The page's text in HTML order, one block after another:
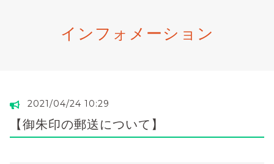
インフォメーション
2021/04/24 10:29
【御朱印の郵送について】